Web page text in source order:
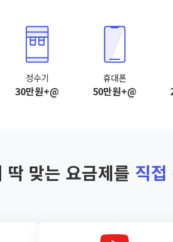
정수기
30만원+@
휴대폰
50만원+@
딱 맞는 요금제를 직접